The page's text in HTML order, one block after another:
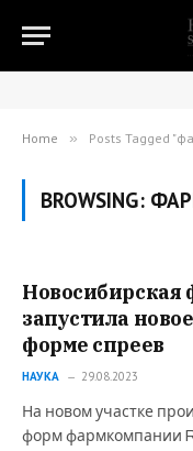
Home » Posts Tagged
BROWSING:
запустила
форме спреев
НАУКА 29.08.2023
На новом участке
форм фармкомпании